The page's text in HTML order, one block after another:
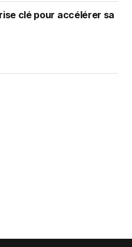
clé pour accélérer sa